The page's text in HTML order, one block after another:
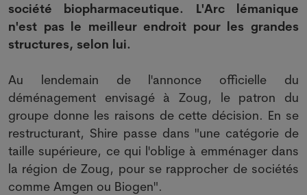
société biopharmaceutique. L'Arc lémanique
n'est pas le meilleur endroit pour les grandes
structures, selon lui.
Au lendemain de l'annonce officielle du
déménagement envisagé à Zoug, le patron du
groupe donne les raisons de cette décision. En se
restructurant, Shire passe dans "une catégorie de
taille supérieure, ce qui l'oblige à emménager dans
la région de Zoug, pour se rapprocher de sociétés
comme Amgen ou Biogen".